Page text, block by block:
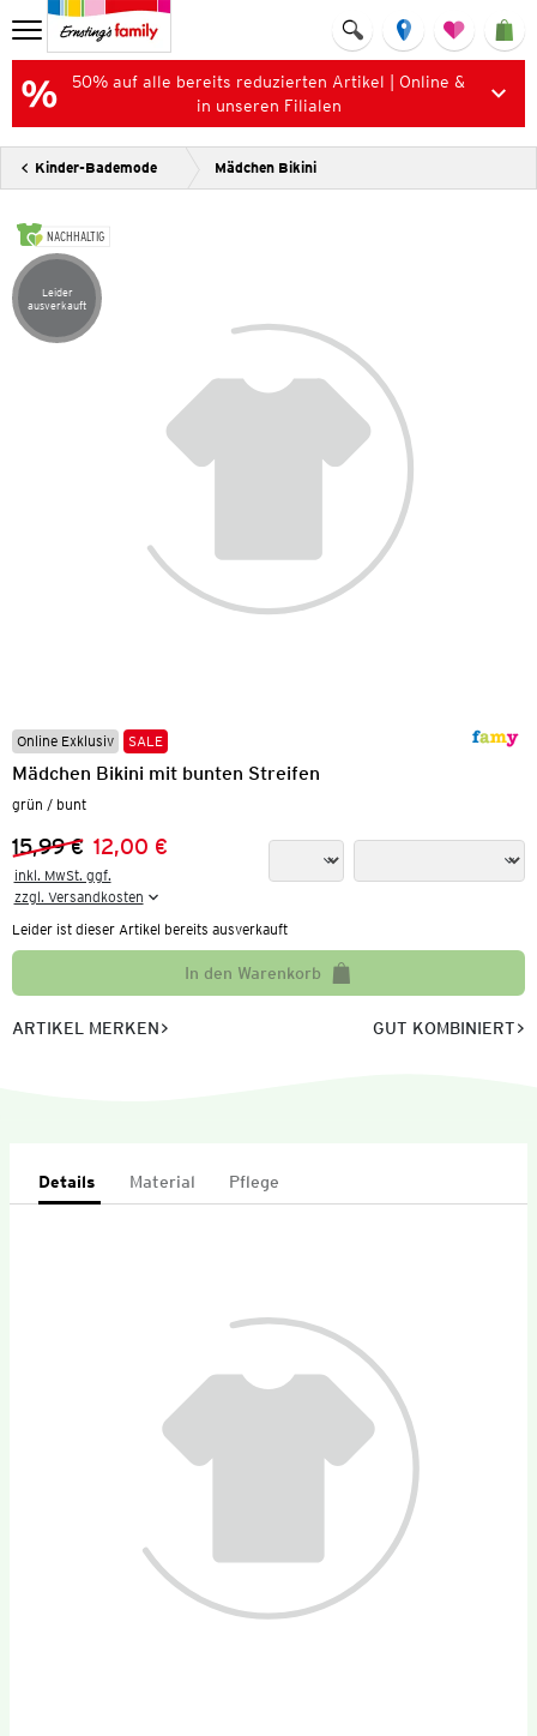
50% auf alle bereits reduzierten Artikel | Online &
in unseren Filialen
Kinder-Bademode Mädchen Bikini
NACHHALTIG
Artikel leider ausverkauft
Leider
ausverkauft
Online Exklusiv SALE
Mädchen Bikini mit bunten Streifen
grün / bunt
Vorheriger Preis:
15,99 €
Neuer Preis:
12,00 €
inkl. MwSt. ggf.
zzgl. Versandkosten
Leider ist dieser Artikel bereits ausverkauft
In den Warenkorb
ARTIKEL MERKEN GUT KOMBINIERT
Details Material Pflege